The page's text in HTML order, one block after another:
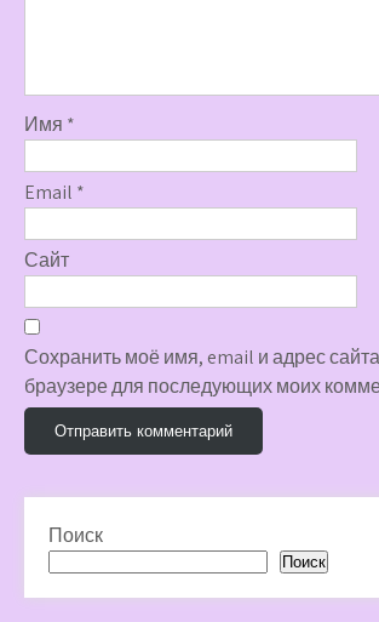
Имя *
Email *
Сайт
Сохранить моё имя, email и адрес
браузере для последующих моих
Поиск
Поиск